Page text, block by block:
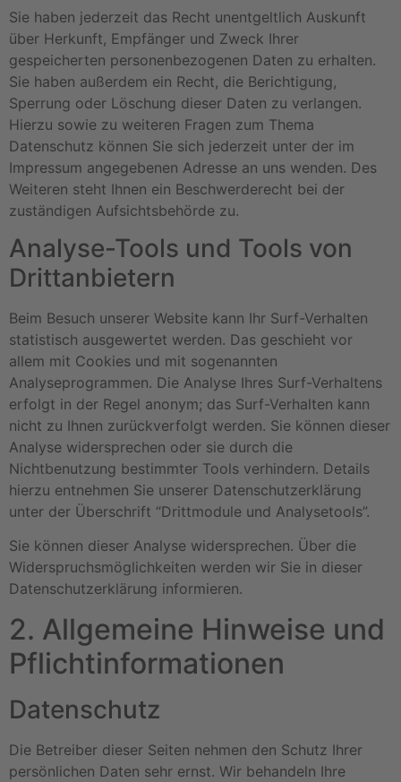
Sie haben jederzeit das Recht unentgeltlich Auskunft
über Herkunft, Empfänger und Zweck Ihrer
gespeicherten personenbezogenen Daten zu erhalten.
Sie haben außerdem ein Recht, die Berichtigung,
Sperrung oder Löschung dieser Daten zu verlangen.
Hierzu sowie zu weiteren Fragen zum Thema
Datenschutz können Sie sich jederzeit unter der im
Impressum angegebenen Adresse an uns wenden. Des
Weiteren steht Ihnen ein Beschwerderecht bei der
zuständigen Aufsichtsbehörde zu.
Analyse-Tools und Tools von
Drittanbietern
Beim Besuch unserer Website kann Ihr Surf-Verhalten
statistisch ausgewertet werden. Das geschieht vor
allem mit Cookies und mit sogenannten
Analyseprogrammen. Die Analyse Ihres Surf-Verhaltens
erfolgt in der Regel anonym; das Surf-Verhalten kann
nicht zu Ihnen zurückverfolgt werden. Sie können dieser
Analyse widersprechen oder sie durch die
Nichtbenutzung bestimmter Tools verhindern. Details
hierzu entnehmen Sie unserer Datenschutzerklärung
unter der Überschrift “Drittmodule und Analysetools”.
Sie können dieser Analyse widersprechen. Über die
Widerspruchsmöglichkeiten werden wir Sie in dieser
Datenschutzerklärung informieren.
2. Allgemeine Hinweise und
Pflichtinformationen
Datenschutz
Die Betreiber dieser Seiten nehmen den Schutz Ihrer
persönlichen Daten sehr ernst. Wir behandeln Ihre